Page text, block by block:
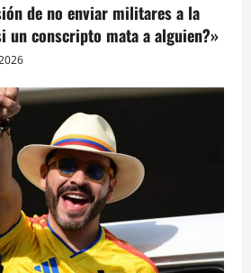
de no enviar militares a la
un conscripto mata a alguien?»